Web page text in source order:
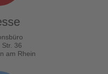
36
am Rhein